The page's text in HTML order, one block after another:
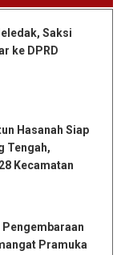
Saksi
ke DPRD
Hasanah Siap
Tengah,
Kecamatan
Pengembaraan
Pramuka